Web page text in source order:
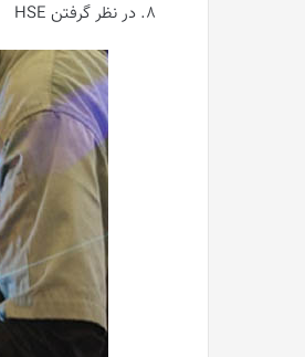
در نظر گرفتن HSE